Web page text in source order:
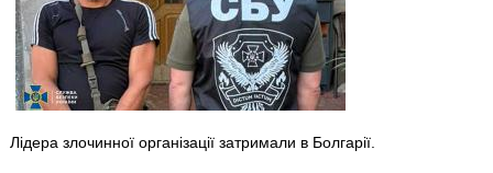
Лідера злочинної організації затримали в Болгарії.